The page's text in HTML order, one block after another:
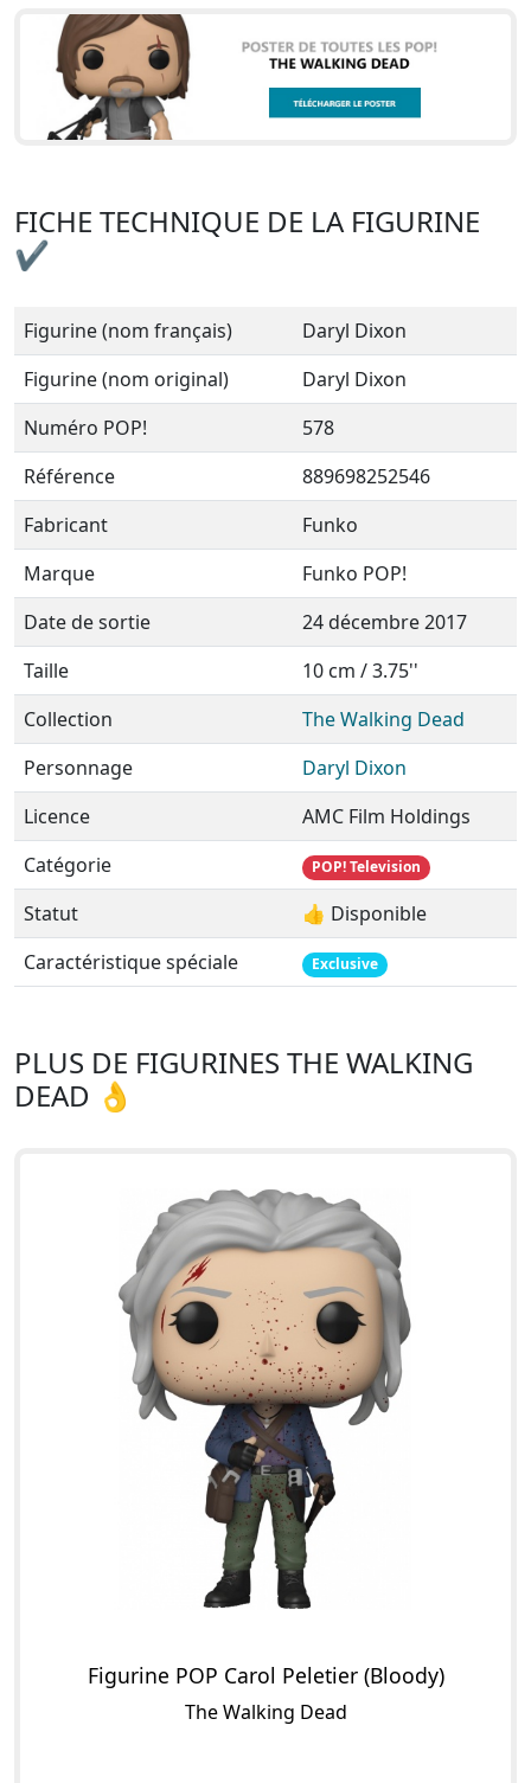
FICHE TECHNIQUE DE LA FIGURINE
✔
Figurine (nom français)
Daryl Dixon
Figurine (nom original)
Daryl Dixon
Numéro POP!
578
Référence
889698252546
Fabricant
Funko
Marque
Funko POP!
Date de sortie
24 décembre 2017
Taille
10 cm / 3.75''
Collection
The Walking Dead
Personnage
Daryl Dixon
Licence
AMC Film Holdings
Catégorie
POP! Television
Statut
👍 Disponible
Caractéristique spéciale
Exclusive
PLUS DE FIGURINES THE WALKING
DEAD 👌
Figurine POP Carol Peletier (Bloody)
The Walking Dead